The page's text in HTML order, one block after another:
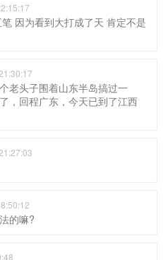
因为看到大打成了天 肯定不是
老头子围着山东半岛搞过一
，回程广东，今天已到了江西
的嘛?